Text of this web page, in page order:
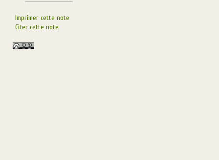
Imprimer cette note
Citer cette note